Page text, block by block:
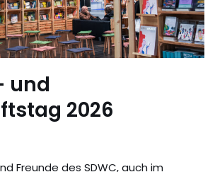
und
2026
Freunde des SDWC, auch im